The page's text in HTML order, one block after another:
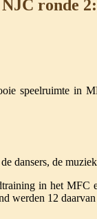
NJC ronde
speelruimte in
dansers, de
in het
werden 12